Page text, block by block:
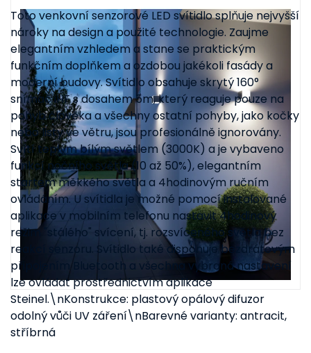
Toto venkovní senzorové LED svítidlo splňuje nejvyšší
nároky na design a použité technologie. Zaujme
elegantním vzhledem a stane se praktickým
funkčním doplňkem a ozdobou jakékoli fasády a
moderní budovy. Svítidlo obsahuje skrytý 160°
snímač iHF s dosahem 5m, který reaguje pouze na
pohyb člověka a všechny ostatní pohyby, jako kočky
nebo listy ve větru, jsou profesionálně ignorovány.
Svítí teplým bílým světlem (3000K) a je vybaveno
funkcí nočního světla (10 až 50%), elegantním
startem měkkého světla a 4hodinovým ručním
ovládáním. U svítidla je možné pomocí instalované
aplikace v mobilním telefonu nastavit 4hodinový
režim "stálého" svícení, tj. rozsvíceného světla bez
reakcí senzoru. Svítidlo také disponuje bezdrátovým
připojením Bluetooth a všechna vybraná nastavení
lze ovládat prostřednictvím aplikace
Steinel.\nKonstrukce: plastový opálový difuzor
odolný vůči UV záření\nBarevné varianty: antracit,
stříbrná